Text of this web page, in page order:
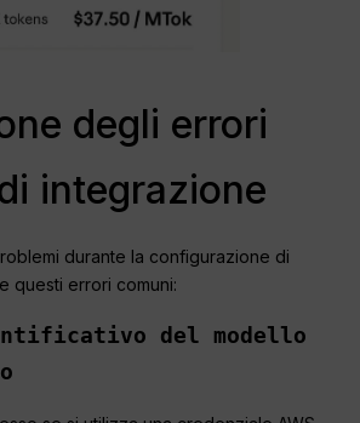
degli errori
integrazione
durante la configurazione di
questi errori comuni:
del modello